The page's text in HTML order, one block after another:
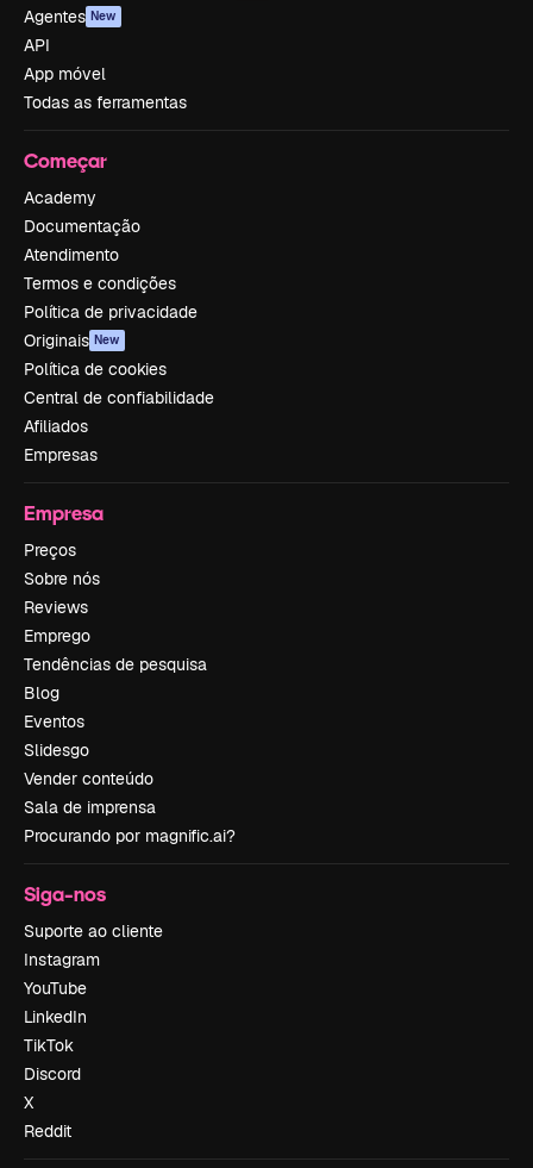
Agentes New
API
App móvel
Todas as ferramentas
Começar
Academy
Documentação
Atendimento
Termos e condições
Política de privacidade
Originais New
Política de cookies
Central de confiabilidade
Afiliados
Empresas
Empresa
Preços
Sobre nós
Reviews
Emprego
Tendências de pesquisa
Blog
Eventos
Slidesgo
Vender conteúdo
Sala de imprensa
Procurando por magnific.ai?
Siga-nos
Suporte ao cliente
Instagram
YouTube
LinkedIn
TikTok
Discord
X
Reddit